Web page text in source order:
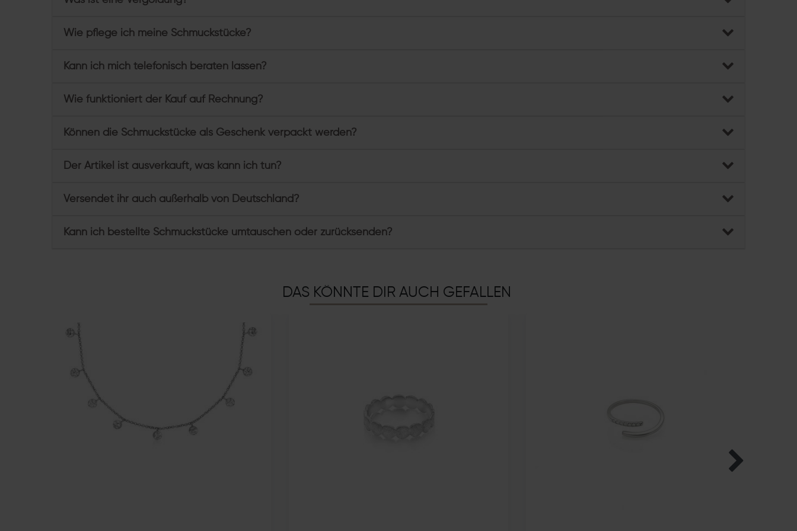
Wie pflege ich meine Schmuckstücke?
Kann ich mich telefonisch beraten lassen?
Wie funktioniert der Kauf auf Rechnung?
Können die Schmuckstücke als Geschenk verpackt werden?
Der Artikel ist ausverkauft, was kann ich tun?
Versendet ihr auch außerhalb von Deutschland?
Kann ich bestellte Schmuckstücke umtauschen oder zurücksenden?
DAS KÖNNTE DIR AUCH GEFALLEN